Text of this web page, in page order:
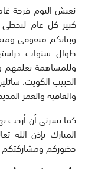
نعيش اليوم فرحة
كبير كل عام
وبناتكم متفوقي
طوال سنوات
وللمساهمة بعلمهم
الحبيب الكويت،
والعافية والعمر
كما يسرني أن أرحب
المبارك بإذن الله
حضوركم ومشاركتكم